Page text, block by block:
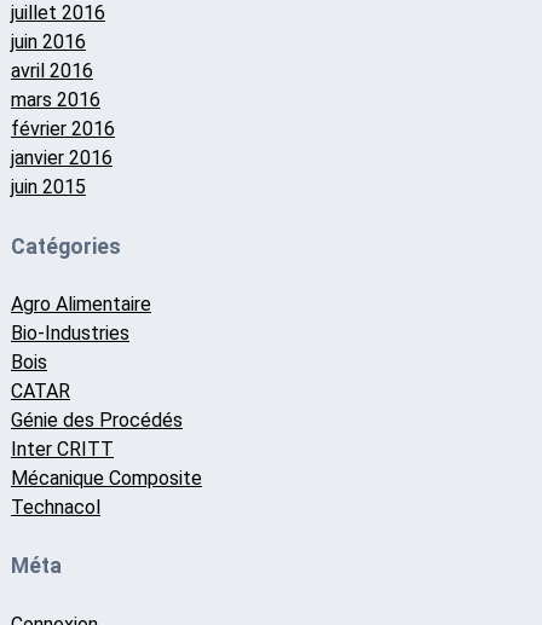
juillet 2016
juin 2016
avril 2016
mars 2016
février 2016
janvier 2016
juin 2015
Catégories
Agro Alimentaire
Bio-Industries
Bois
CATAR
Génie des Procédés
Inter CRITT
Mécanique Composite
Technacol
Méta